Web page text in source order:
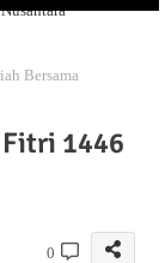
Bersama
Fitri 1446
0